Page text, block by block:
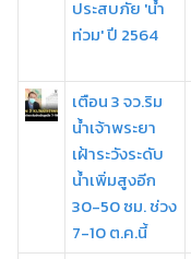
ประสบภัย 'น้ำ
ท่วม' ปี 2564
เตือน 3 จว.ริม
น้ำเจ้าพระยา
เฝ้าระวังระดับ
น้ำเพิ่มสูงอีก
30-50 ซม. ช่วง
7-10 ต.ค.นี้